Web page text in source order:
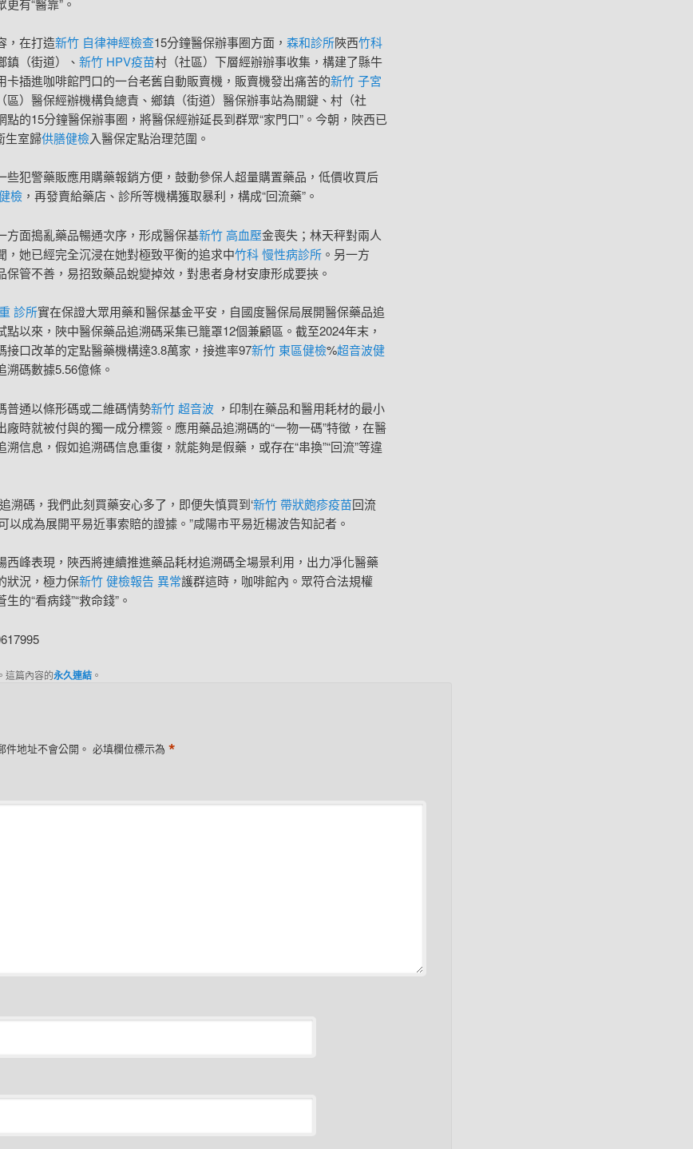
，在打造新竹 自律神經檢查15分鐘醫保辦事圈方面， 森和診所陜西竹科
鎮（街道）、 新竹 HPV疫苗村（社區）下層經辦辦事收集，構建了縣牛
卡插進咖啡館門口的一台老舊自動販賣機，販賣機發出痛苦的新竹 子宮
區）醫保經辦機構負總責、鄉鎮（街道）醫保辦事站為關鍵、村（社
點的15分鐘醫保辦事圈，將醫保經辦延長到群眾“家門口”。今朝，陜西已
生室歸供膳健檢入醫保定點治理范圍。
些犯警藥販應用購藥報銷方便，鼓動參保人超量購置藥品，低價收買后
檢，再發賣給藥店、診所等機構獲取暴利，構成“回流藥”。
方面搗亂藥品暢通次序，形成醫保基新竹 高血壓金喪失；林天秤對兩人
，她已經完全沉浸在她對極致平衡的追求中竹科 慢性病診所。另一方
保管不善，易招致藥品蛻變掉效，對患者身材安康形成要挾。
診所實在保證大眾用藥和醫保基金平安，自國度醫保局展開醫保藥品追
點以來，陜中醫保藥品追溯碼采集已籠罩12個兼顧區。截至2024年末，
接口改革的定點醫藥機構達3.8萬家，接進率97新竹 東區健檢%超音波健
溯碼數據5.56億條。
普通以條形碼或二維碼情勢新竹 超音波 ，印制在藥品和醫用耗材的最小
廠時就被付與的獨一成分標簽。應用藥品追溯碼的“一物一碼”特徵，在醫
溯信息，假如追溯碼信息重復，就能夠是假藥，或存在“串換”“回流”等違
溯碼，我們此刻買藥安心多了，即便失慎買到‘新竹 帶狀皰疹疫苗回流
以成為展開平易近事索賠的證據。”咸陽市平易近楊波告知記者。
西峰表現，陜西將連續推進藥品耗材追溯碼全場景利用，出力凈化醫藥
狀況，極力保新竹 健檢報告 異常護群這時，咖啡館內。眾符合法規權
的“看病錢”“救命錢”。
這篇內容的永久連結。
件地址不會公開。 必填欄位標示為 *